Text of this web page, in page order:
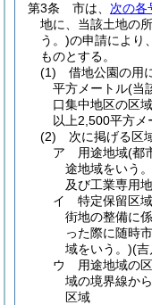
第3条
市は、 次の各
地に、当該土地の
う。)の申請により
ものとする。
(1)
借地公園の用
平方メートル(当
口集中地区の区
以上2,500平方メ
(2)
次に掲げる区
ア
用途地域(都
途地域をいう
及び工業専用
イ
特定保留区域
街地の整備に
った際に随時
域をいう。)(吉
ウ
用途地域の
域の境界線か
区域